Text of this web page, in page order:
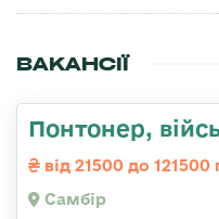
ВАКАНСІЇ
Понтонер,
від 21500 до 121500
Самбір